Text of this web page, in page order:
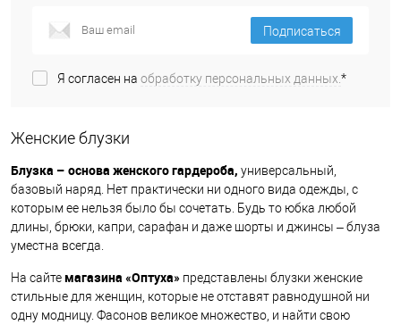
Подписаться
Я согласен на обработку персональных данных.*
Женские блузки
Блузка – основа женского гардероба, универсальный,
базовый наряд. Нет практически ни одного вида одежды, с
которым ее нельзя было бы сочетать. Будь то юбка любой
длины, брюки, капри, сарафан и даже шорты и джинсы – блуза
уместна всегда.
На сайтемагазина «Оптуха» представлены блузки женские
стильные для женщин, которые не отставят равнодушной ни
одну модницу. Фасонов великое множество, и найти свою